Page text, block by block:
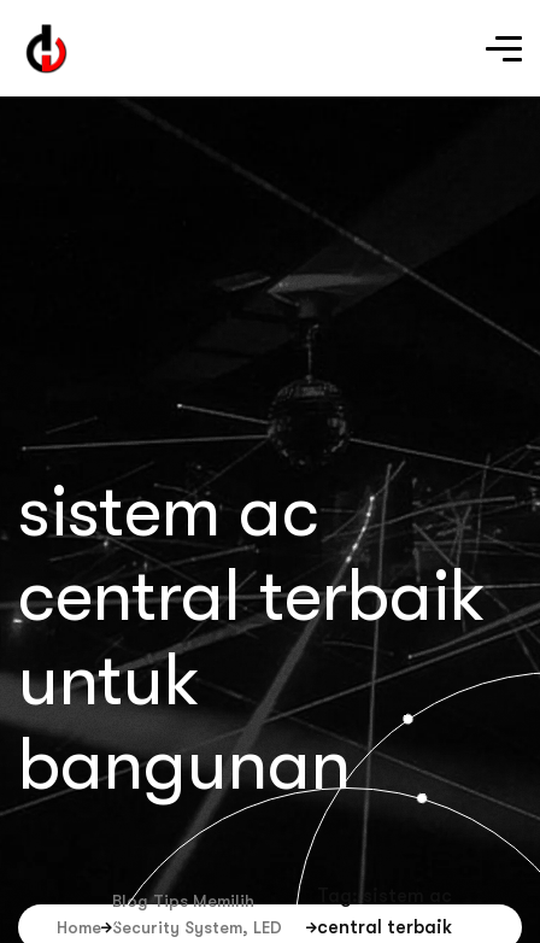
sistem ac
central terbaik
untuk
bangunan
Home
Blog Tips Memilih
Security System, LED
central terbaik